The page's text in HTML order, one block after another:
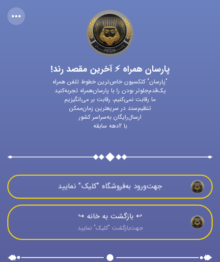
پارسان همراه ⚡ آخرین مقصد رند!
"پارسان" کلکسیون خاص‌ترین خطوط تلفن همراه
یک‌قدم‌جلوتر بودن را با پارسان‌همراه تجربه‌کنید
ما رقابت نمی‌کنیم، رقابت بر می‌انگیزیم
تنظیم‌سند در سریعترین زمان‌ممکن
ارسال‌رایگان به‌سراسر کشور
با 2دهه سابقه
جهت‌ورود به‌فروشگاه "كليک" نماييد
↩️ بازگشت به خانه ↪️
جهت‌بازگشت "كليک" نماييد